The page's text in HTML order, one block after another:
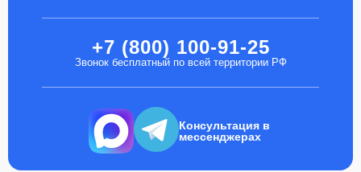
+7 (800) 100-91-25
Звонок бесплатный по всей территории РФ
Консультация в
мессенджерах